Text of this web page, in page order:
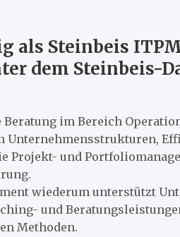
als Steinbeis
dem Steinbeis-
im Bereich
Unternehmensstrukturen,
Projekt- und
wiederum unterstützt
und
Methoden.